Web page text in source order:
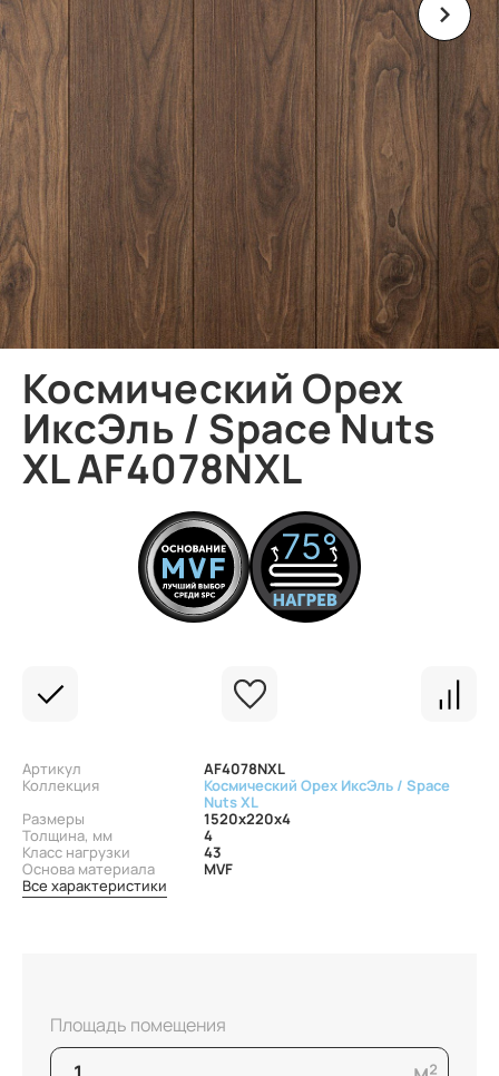
Космический Орех
ИксЭль / Space Nuts
XL AF4078NXL
Артикул
AF4078NXL
Коллекция
Космический Орех ИксЭль / Space
Nuts XL
Размеры
1520x220x4
Толщина, мм
4
Класс нагрузки
43
Основа материала
MVF
Все характеристики
Площадь помещения